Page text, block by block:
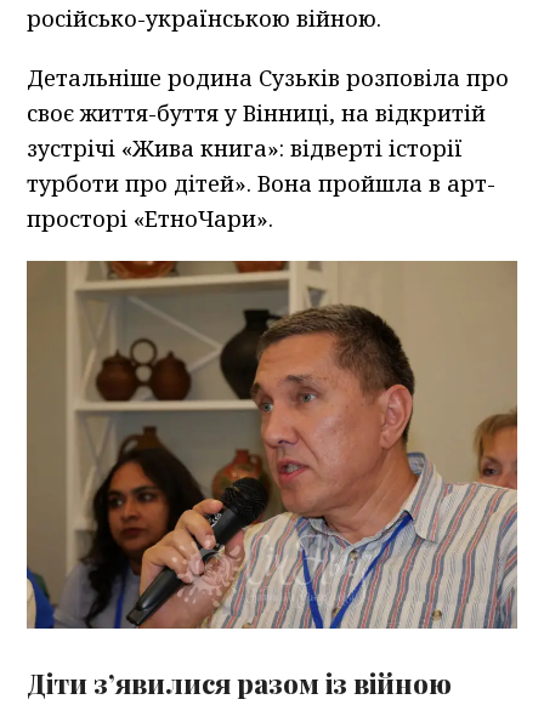
російсько-українською війною.
Детальніше родина Сузьків розповіла про
своє життя-буття у Вінниці, на відкритій
зустрічі «Жива книга»: відверті історії
турботи про дітей». Вона пройшла в арт-
просторі «ЕтноЧари».
Діти з’явилися разом із війною